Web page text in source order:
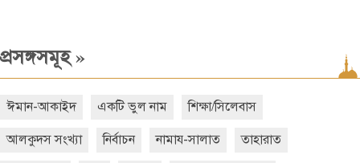
প্রসঙ্গসমূহ»
ঈমান-আকাইদ একটি ভুল নাম শিক্ষা/সিলেবাস
আলকুদস সংখ্যা নির্বাচন নামায-সালাত তাহারাত